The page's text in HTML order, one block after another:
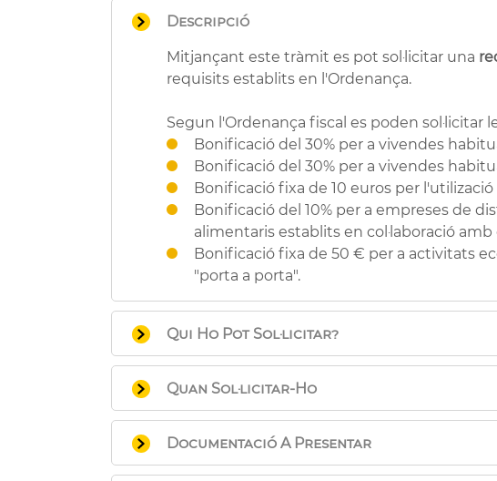
Descripció
Mitjançant este tràmit es pot sol·licitar una
requisits establits en l'Ordenança.
Segun l'Ordenança fiscal es poden sol·licitar
Bonificació del 30% per a vivendes
Bonificació del 30% per a vivendes
Bonificació fixa de 10 euros per
Bonificació del 10% per a empreses de
alimentaris establits en col·laboració
Bonificació fixa de 50 € per a activitats
"porta a porta".
Qui Ho Pot Sol·licitar?
Persones titulars devivenda habitual
Persones titulars de
mateix els repercutisca l'importsuportat
Persones titulars de vivenda habitual
Quan Sol·licitar-Ho
a) Per a les liquidacions corresponents als
b) Per a la resta d'exercicis, fins al 31 de març
Documentació A Presentar